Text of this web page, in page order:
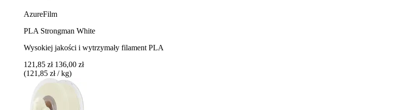
AzureFilm
PLA Strongman White
Wysokiej jakości i wytrzymały filament PLA
121,85 zł 136,00 zł
(121,85 zł / kg)